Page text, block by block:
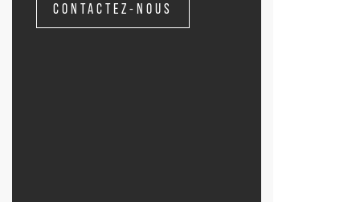
CONTACTEZ-NOUS